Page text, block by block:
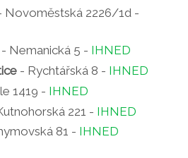
Novoměstská 2226/1d -
- Nemanická 5 - IHNED
- Rychtářská 8 - IHNED
1419 - IHNED
221 - IHNED
81 - IHNED